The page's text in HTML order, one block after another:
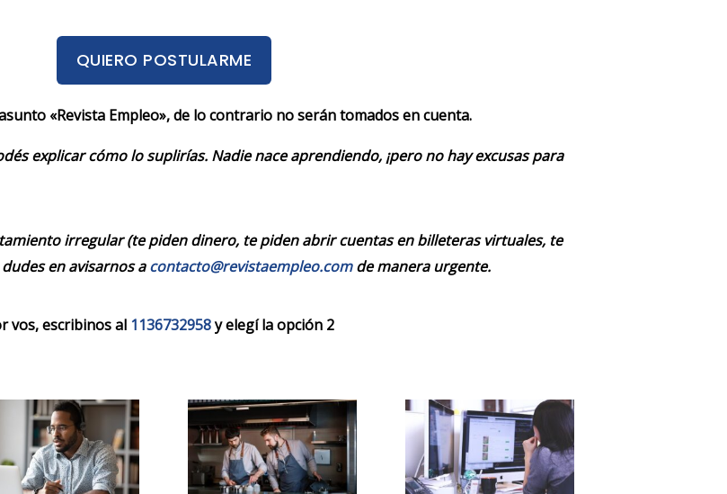
QUIERO POSTULARME
«Revista Empleo», de lo contrario no serán tomados en cuenta.
explicar cómo lo suplirías. Nadie nace aprendiendo, ¡pero no hay excusas para
irregular (te piden dinero, te piden abrir cuentas en billeteras virtuales, te
en avisarnos acontacto@revistaempleo.comde manera urgente.
vos, escribinos al 1136732958y elegí la opción 2